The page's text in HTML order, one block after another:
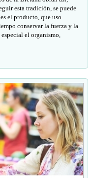
esta tradición, se puede
el producto, que uso
conservar la fuerza y la
el organismo,